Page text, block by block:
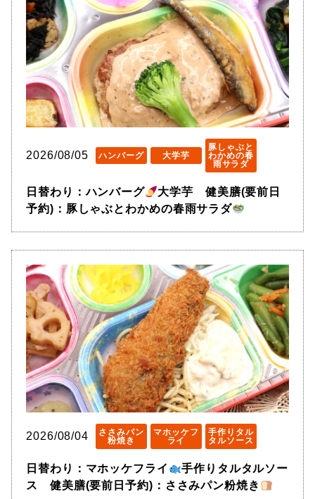
2026/08/05 ハンバーグ 大学芋
豚しゃぶと
わかめの春
雨サラダ
日替わり：ハンバーグ
大学芋 健美膳(要前日
予約)：豚しゃぶとわかめの春雨サラダ
2026/08/04
ささみパン
粉焼き
マホッケフ
ライ
手作りタル
タルソース
日替わり：マホッケフライ
手作りタルタルソー
ス 健美膳(要前日予約)：ささみパン粉焼き